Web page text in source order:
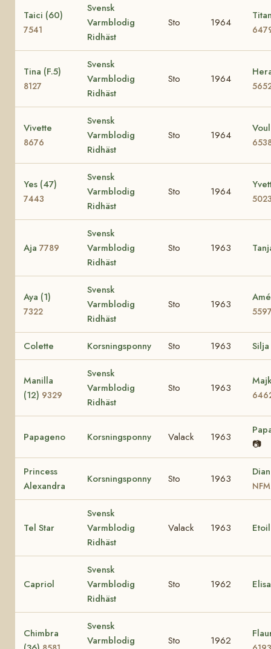
Taici (60)
7541
Svensk
Varmblodig
Ridhäst
Sto 1964
Tina (F.5)
8127
Svensk
Varmblodig
Ridhäst
Sto 1964
Vivette
8676
Svensk
Varmblodig
Ridhäst
Sto 1964
Yes (47)
7443
Svensk
Varmblodig
Ridhäst
Sto 1964
Aja 7789
Svensk
Varmblodig
Ridhäst
Sto 1963
Aya (1)
7322
Svensk
Varmblodig
Ridhäst
Sto 1963
Colette Korsningsponny Sto 1963 Silja
Manilla
(12) 9329
Svensk
Varmblodig
Ridhäst
Sto 1963
Papageno Korsningsponny Valack 1963
📷
Princess
Alexandra
Korsningsponny Sto 1963
Tel Star
Svensk
Varmblodig
Ridhäst
Valack 1963
Capriol
Svensk
Varmblodig
Ridhäst
Sto 1962
Chimbra
Svensk
Varmblodig
Sto 1962